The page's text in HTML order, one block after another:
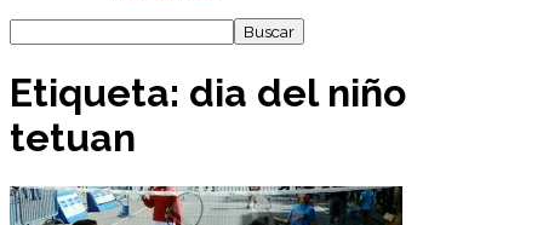
Etiqueta: dia del niño
tetuan